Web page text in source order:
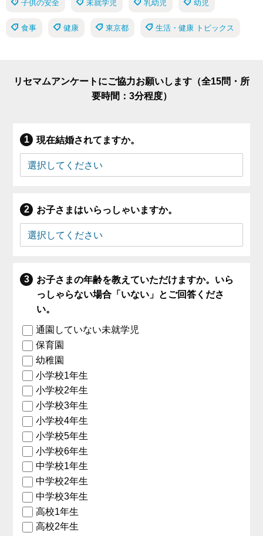
子供の安全 未就学児 乳幼児 幼児
食事 健康 東京都 生活・健康 トピックス
リセマムアンケートにご協力お願いします（全15問・所
要時間：3分程度）
現在結婚されてますか。
お子さまはいらっしゃいますか。
お子さまの年齢を教えていただけますか。いら
っしゃらない場合「いない」とご回答くださ
い。
通園していない未就学児
保育園
幼稚園
小学校1年生
小学校2年生
小学校3年生
小学校4年生
小学校5年生
小学校6年生
中学校1年生
中学校2年生
中学校3年生
高校1年生
高校2年生